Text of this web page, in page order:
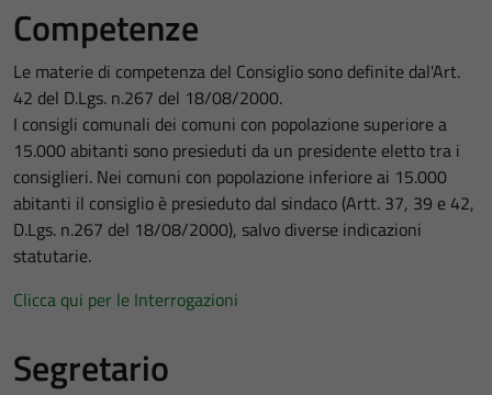
Competenze
Le materie di competenza del Consiglio sono definite dal'Art.
42 del D.Lgs. n.267 del 18/08/2000.
I consigli comunali dei comuni con popolazione superiore a
15.000 abitanti sono presieduti da un presidente eletto tra i
consiglieri. Nei comuni con popolazione inferiore ai 15.000
abitanti il consiglio è presieduto dal sindaco (Artt. 37, 39 e 42,
D.Lgs. n.267 del 18/08/2000), salvo diverse indicazioni
statutarie.
Clicca qui per le Interrogazioni
Segretario